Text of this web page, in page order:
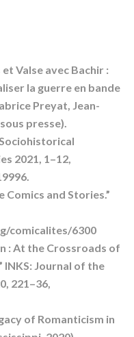
Valse avec Bachir :
la guerre en bande
Preyat, Jean-
presse).
2021, 1–12,
Comics and Stories.”
comicalites/6300
: At the Crossroads of
INKS: Journal of the
221–36,
of Romanticism in